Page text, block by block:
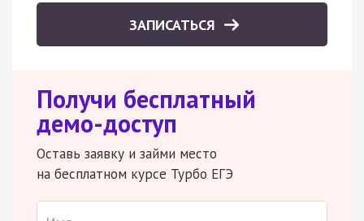
ЗАПИСАТЬСЯ
Получи бесплатный
демо-доступ
Оставь заявку и займи место
на бесплатном курсе Турбо ЕГЭ